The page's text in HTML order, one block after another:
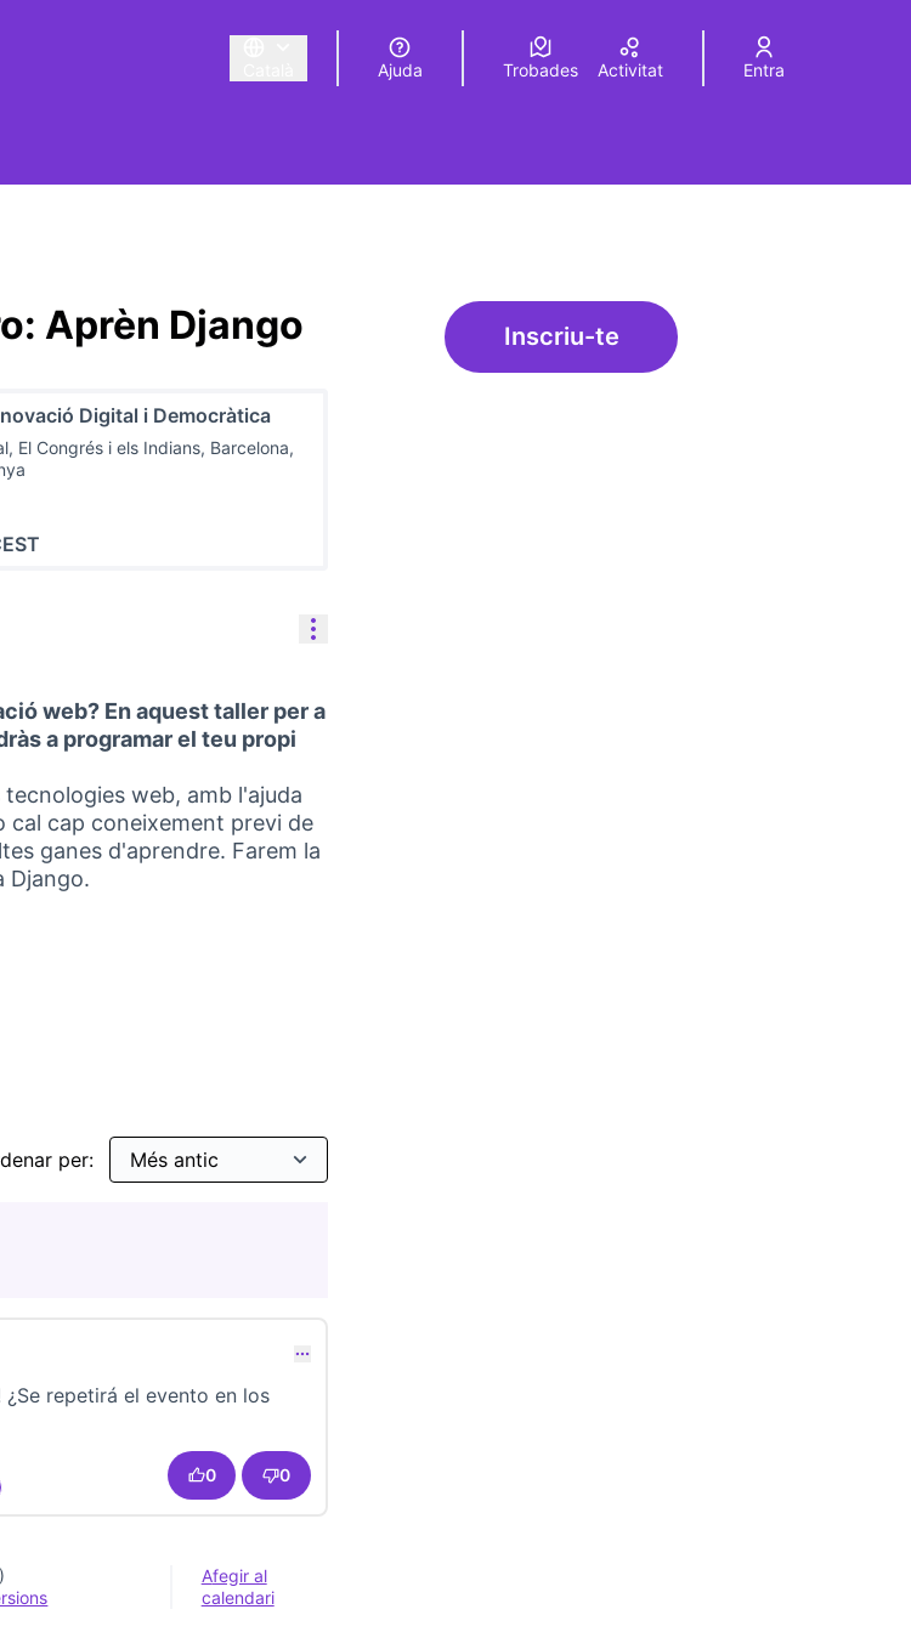
Triar la llengua Elegir el idioma Choose language
Ajuda Trobades Activitat Entra
Aprèn Django
Digital i Democràtica
El Congrés i els Indians, Barcelona,
Controls de recursos
web? En aquest taller per a
a programar el teu propi
web, amb l'ajuda
cal cap coneixement previ de
ganes d'aprendre. Farem la
Django.
Inscriu-te
per:
repetirá el evento en los
0 0
Afegir al
calendari